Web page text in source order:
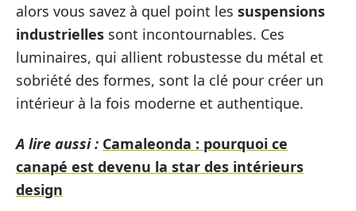
alors vous savez à quel point les suspensions
industrielles sont incontournables. Ces
luminaires, qui allient robustesse du métal et
sobriété des formes, sont la clé pour créer un
intérieur à la fois moderne et authentique.
A lire aussi : Camaleonda : pourquoi ce
canapé est devenu la star des intérieurs
design